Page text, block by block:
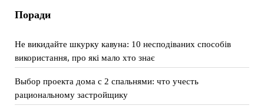
Поради
Не викидайте шкурку кавуна: 10 несподіваних способів
використання, про які мало хто знає
Выбор проекта дома с 2 спальнями: что учесть
рациональному застройщику